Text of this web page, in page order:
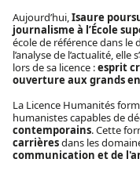
Aujourd’hui,Isaure
journalisme à l’École
école de référence dans le
l’analyse de l’actualité,
lors de sa licence :esprit
ouverture aux grands
La Licence Humanités
humanistes capables de
contemporains. Cette
carrièresdans les
communication et de